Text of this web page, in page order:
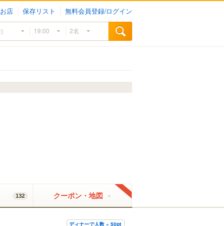
店 保存リスト 無料会員登録/ログイン
132 クーポン・地図
ディナーで人数 × 50pt